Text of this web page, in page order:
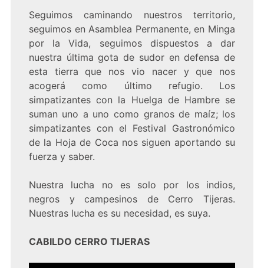
Seguimos caminando nuestros territorio,
seguimos en Asamblea Permanente, en Minga
por la Vida, seguimos dispuestos a dar
nuestra última gota de sudor en defensa de
esta tierra que nos vio nacer y que nos
acogerá como último refugio. Los
simpatizantes con la Huelga de Hambre se
suman uno a uno como granos de maíz; los
simpatizantes con el Festival Gastronómico
de la Hoja de Coca nos siguen aportando su
fuerza y saber.
Nuestra lucha no es solo por los indios,
negros y campesinos de Cerro Tijeras.
Nuestras lucha es su necesidad, es suya.
CABILDO CERRO TIJERAS